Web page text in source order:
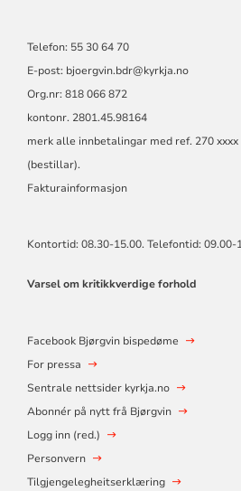
Telefon: 55 30 64 70
E-post: bjoergvin.bdr@kyrkja.no
Org.nr: 818 066 872
kontonr. 2801.45.98164
merk alle innbetalingar med ref. 270
(bestillar).
Fakturainformasjon
Kontortid: 08.30-15.00. Telefontid: 09.00-
Varsel om kritikkverdige forhold
Facebook Bjørgvin bispedøme
For pressa
Sentrale nettsider kyrkja.no
Abonnér på nytt frå Bjørgvin
Logg inn (red.)
Personvern
Tilgjengelegheitserklæring